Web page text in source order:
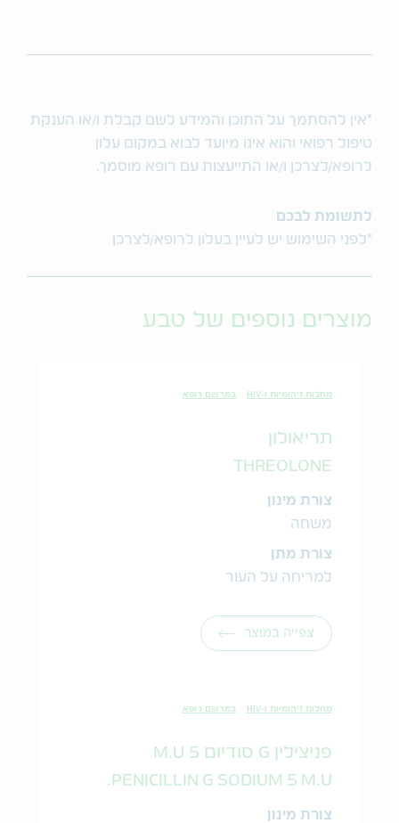
*אין להסתמך על התוכן והמידע לשם קבלת ו/או הענקת
טיפול רפואי והוא אינו מיועד לבוא במקום עלון
לרופא/לצרכן ו/או התייעצות עם רופא מוסמך.
לתשומת לבכם
*לפני השימוש יש לעיין בעלון לרופא/לצרכן
מוצרים נוספים של טבע
מחלות זיהומיות ו-HIV במרשם רופא
תריאולון
THREOLONE
צורת מינון
משחה
צורת מתן
למריחה על העור
צפייה במוצר
מחלות זיהומיות ו-HIV במרשם רופא
פניצילין G סודיום 5 M.U
PENICILLIN G SODIUM 5 M.U.
צורת מינון